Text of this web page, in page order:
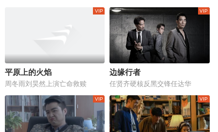
平原上的火焰
周冬雨刘昊然上演亡命救赎
边缘行者
任贤齐硬核反黑交锋任达华